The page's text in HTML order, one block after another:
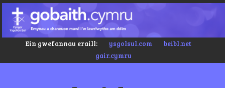
Ein gwefannau eraill: ysgolsul.com
beibl.net
gair.cymru